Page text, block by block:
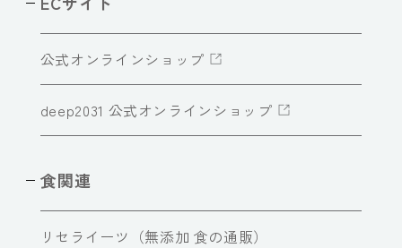
公式オンラインショップ
deep2031 公式オンラインショップ
食関連
リセライーツ（無添加 食の通販）